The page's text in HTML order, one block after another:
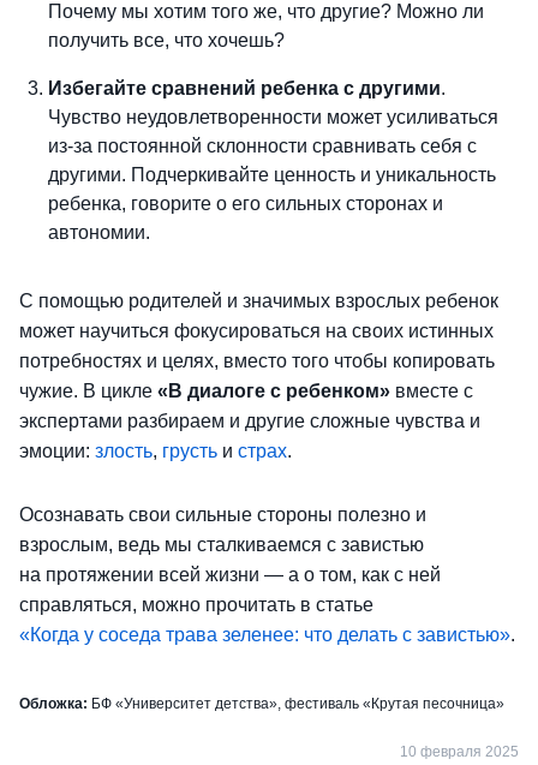
Почему мы хотим того же, что другие? Можно ли
получить все, что хочешь?
Избегайте сравнений ребенка с другими.
Чувство неудовлетворенности может усиливаться
из-за постоянной склонности сравнивать себя с
другими. Подчеркивайте ценность и уникальность
ребенка, говорите о его сильных сторонах и
автономии.
С помощью родителей и значимых взрослых ребенок
может научиться фокусироваться на своих истинных
потребностях и целях, вместо того чтобы копировать
чужие. В цикле «В диалоге с ребенком» вместе с
экспертами разбираем и другие сложные чувства и
эмоции: злость, грусть и страх.
Осознавать свои сильные стороны полезно и
взрослым, ведь мы сталкиваемся с завистью
на протяжении всей жизни — а о том, как с ней
справляться, можно прочитать в статье
«Когда у соседа трава зеленее: что делать с завистью».
Обложка: БФ «Университет детства», фестиваль «Крутая песочница»
10 февраля 2025